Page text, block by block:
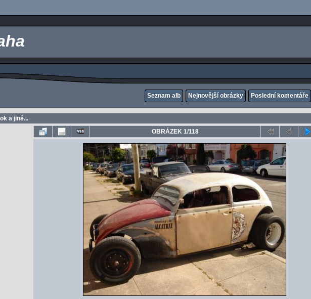
Seznam alb Nejnovější obrázky Poslední komentáře
a jiné...
OBRÁZEK 1/118